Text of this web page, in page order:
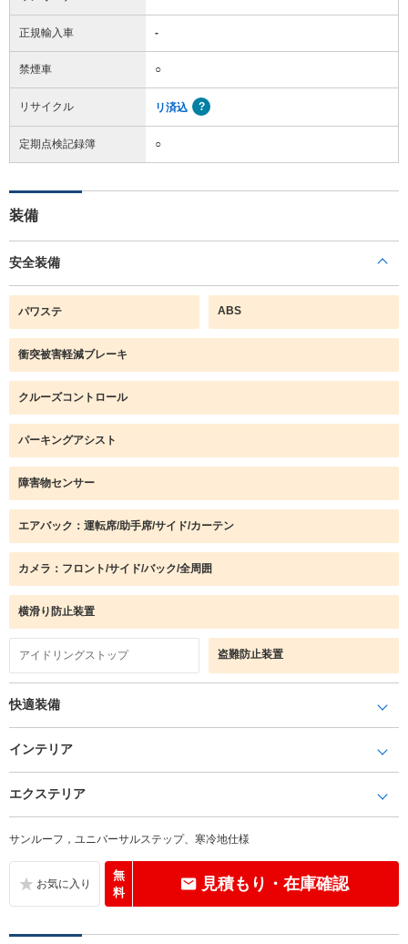
正規輸入車 -
禁煙車 ○
リサイクル リ済込
定期点検記録簿 ○
装備
安全装備
パワステ ABS
衝突被害軽減ブレーキ
クルーズコントロール
パーキングアシスト
障害物センサー
エアバック：運転席/助手席/サイド/カーテン
カメラ：フロント/サイド/バック/全周囲
横滑り防止装置
アイドリングストップ 盗難防止装置
快適装備
インテリア
エクステリア
サンルーフ，ユニバーサルステップ、寒冷地仕様
無
料
見積もり・在庫確認